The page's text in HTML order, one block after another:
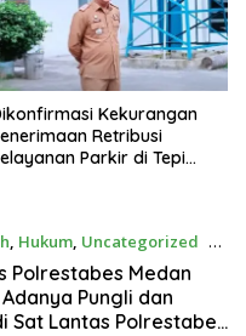
Kekurangan
Retribusi
Parkir di Tepi
, Hukum, Uncategorized 21
Polrestabes Medan
Pungli dan
Sat Lantas Polrestabes